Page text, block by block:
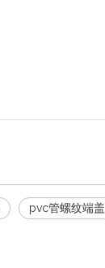
pvc管螺纹端盖